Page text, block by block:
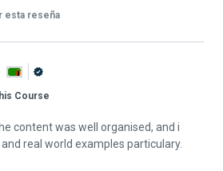
esta reseña
Alison
Course
content was well organised, and i
real world examples particulary.